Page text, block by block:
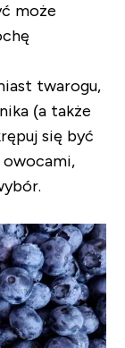
może
twarogu,
(a także
się być